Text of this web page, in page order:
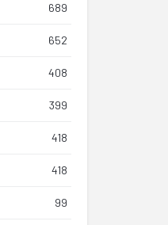
689
652
408
399
418
418
99